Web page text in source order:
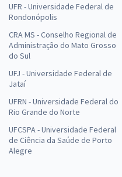
UFR - Universidade Federal de
Rondonópolis
CRA MS - Conselho Regional de
Administração do Mato Grosso
do Sul
UFJ - Universidade Federal de
Jataí
UFRN - Universidade Federal do
Rio Grande do Norte
UFCSPA - Universidade Federal
de Ciência da Saúde de Porto
Alegre